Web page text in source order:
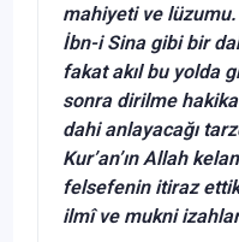
mahiyeti ve lüzumu.
İbn-i Sina gibi bir
fakat akıl bu yolda
sonra dirilme
dahi anlayacağı
Kur’an’ın Allah
felsefenin itiraz
ilmî ve mukni